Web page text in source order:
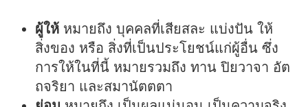
ผู้ให้ หมายถึง บุคคลที่เสียสละ แบ่งปัน ให้
สิ่งของ หรือ สิ่งที่เป็นประโยชน์แก่ผู้อื่น ซึ่ง
การให้ในที่นี้ หมายรวมถึง ทาน ปิยวาจา อัต
ถจริยา และสมานัตตตา